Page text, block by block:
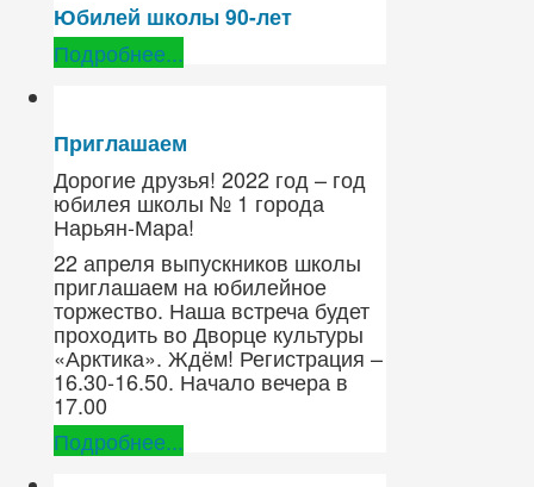
Юбилей школы 90-лет
Подробнее...
Приглашаем
Дорогие друзья! 2022 год – год
юбилея школы № 1 города
Нарьян-Мара!
22 апреля выпускников школы
приглашаем на юбилейное
торжество. Наша встреча будет
проходить во Дворце культуры
«Арктика». Ждём! Регистрация –
16.30-16.50. Начало вечера в
17.00
Подробнее...